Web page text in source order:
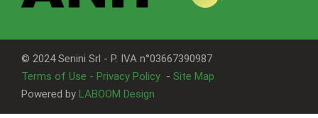
© 2024 Senini Srl - P. IVA n°03667390987
Terms of Use - Privacy Policy - Site Map
Powered by LABOOM Design